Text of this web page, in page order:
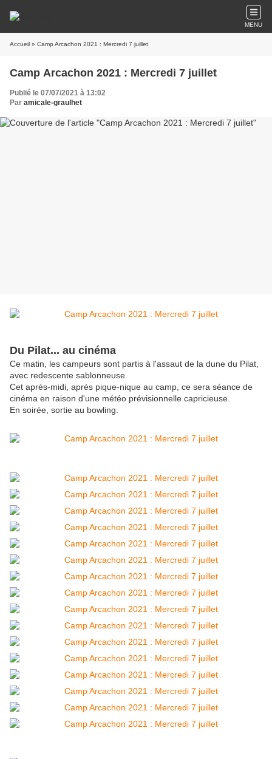
MENU
Accueil » Camp Arcachon 2021 : Mercredi 7 juillet
Camp Arcachon 2021 : Mercredi 7 juillet
Publié le 07/07/2021 à 13:02
Par amicale-graulhet
Du Pilat... au cinéma
Ce matin, les campeurs sont partis à l'assaut de la dune du Pilat,
avec redescente sablonneuse.
Cet après-midi, après pique-nique au camp, ce sera séance de
cinéma en raison d'une météo prévisionnelle capricieuse.
En soirée, sortie au bowling.